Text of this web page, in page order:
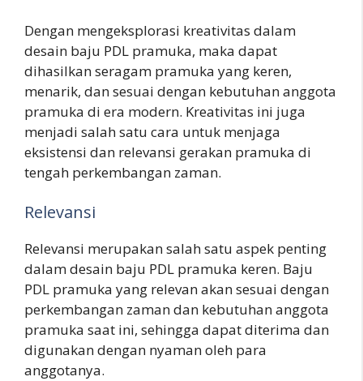
Dengan mengeksplorasi kreativitas dalam
desain baju PDL pramuka, maka dapat
dihasilkan seragam pramuka yang keren,
menarik, dan sesuai dengan kebutuhan anggota
pramuka di era modern. Kreativitas ini juga
menjadi salah satu cara untuk menjaga
eksistensi dan relevansi gerakan pramuka di
tengah perkembangan zaman.
Relevansi
Relevansi merupakan salah satu aspek penting
dalam desain baju PDL pramuka keren. Baju
PDL pramuka yang relevan akan sesuai dengan
perkembangan zaman dan kebutuhan anggota
pramuka saat ini, sehingga dapat diterima dan
digunakan dengan nyaman oleh para
anggotanya.